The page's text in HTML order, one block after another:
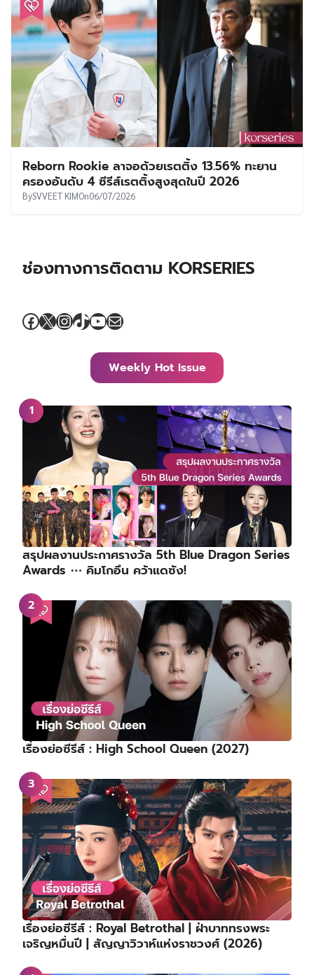
Reborn Rookie ลาจอด้วยเรตติ้ง 13.56% ทะยาน
ครองอันดับ 4 ซีรีส์เรตติ้งสูงสุดในปี 2026
BySVVEET KIMOn06/07/2026
ช่องทางการติดตาม KORSERIES
Facebook
X Instagram
TikTok
YouTube
Mail
Weekly Hot Issue
สรุปผลงานประกาศรางวัล 5th Blue Dragon Series
Awards ⋯ คิมโกอึน คว้าแดซัง!
เรื่องย่อซีรีส์ : High School Queen (2027)
เรื่องย่อซีรีส์ : Royal Betrothal | ฝ่าบาททรงพระ
เจริญหมื่นปี | สัญญาวิวาห์แห่งราชวงศ์ (2026)